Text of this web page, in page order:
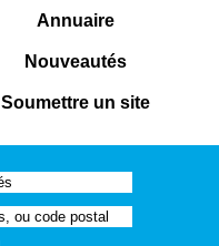
Annuaire
Nouveautés
Soumettre un site